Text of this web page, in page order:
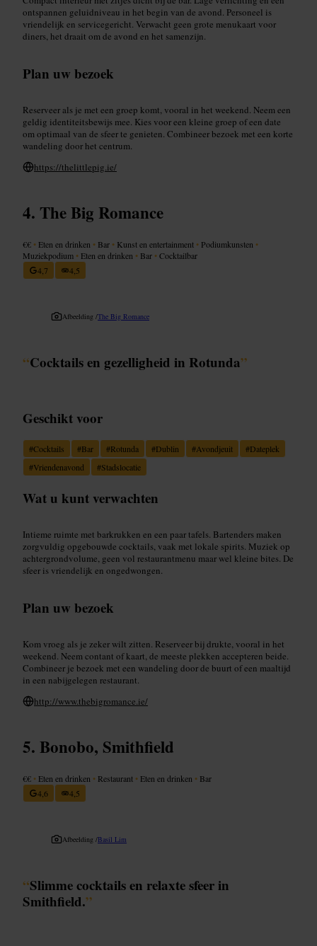
ontspannen geluidniveau in het begin van de avond. Personeel is
vriendelijk en servicegericht. Verwacht geen grote menukaart voor
diners, het draait om de avond en het samenzijn.
Plan uw bezoek
Reserveer als je met een groep komt, vooral in het weekend. Neem een
geldig identiteitsbewijs mee. Kies voor een kleine groep of een date
om optimaal van de sfeer te genieten. Combineer bezoek met een korte
wandeling door het centrum.
https://thelittlepig.ie/
The Big Romance
€€ • Eten en drinken • Bar • Kunst en entertainment • Podiumkunsten •
Muziekpodium • Eten en drinken • Bar •Cocktailbar
4,7
4,5
Afbeelding /The Big Romance
“Cocktails en gezelligheid in Rotunda”
Geschikt voor
#Cocktails #Bar #Rotunda #Dublin #Avondjeuit #Dateplek
#Vriendenavond #Stadslocatie
Wat u kunt verwachten
Intieme ruimte met barkrukken en een paar tafels. Bartenders maken
zorgvuldig opgebouwde cocktails, vaak met lokale spirits. Muziek op
achtergrondvolume, geen vol restaurantmenu maar wel kleine bites. De
sfeer is vriendelijk en ongedwongen.
Plan uw bezoek
Kom vroeg als je zeker wilt zitten. Reserveer bij drukte, vooral in het
weekend. Neem contant of kaart, de meeste plekken accepteren beide.
Combineer je bezoek met een wandeling door de buurt of een maaltijd
in een nabijgelegen restaurant.
http://www.thebigromance.ie/
Bonobo, Smithfield
€€ • Eten en drinken • Restaurant • Eten en drinken • Bar
4,6
4,5
Afbeelding /Basil Lim
“Slimme cocktails en relaxte sfeer in
Smithfield.”